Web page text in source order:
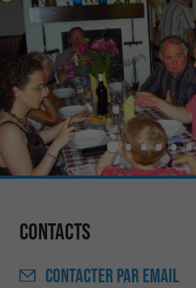
Contacts
CONTACTER PAR EMAIL